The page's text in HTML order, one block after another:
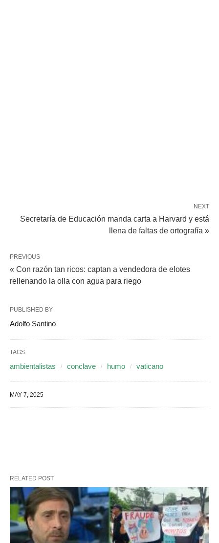
NEXT
Secretaría de Educación manda carta a Harvard y está
llena de faltas de ortografía »
PREVIOUS
« Con razón tan ricos: captan a vendedora de elotes
rellenando la olla con agua para riego
PUBLISHED BY
Adolfo Santino
TAGS:
ambientalistas conclave humo vaticano
MAY 7, 2025
RELATED POST